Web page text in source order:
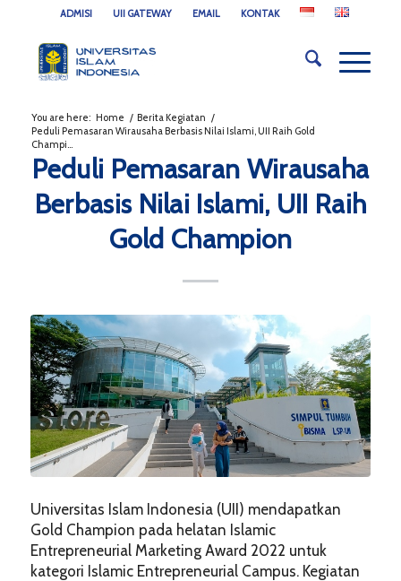
ADMISI UII GATEWAY EMAIL KONTAK
You are here: Home / Berita Kegiatan /
Peduli Pemasaran Wirausaha Berbasis Nilai Islami, UII Raih Gold
Champi...
Peduli Pemasaran Wirausaha
Berbasis Nilai Islami, UII Raih
Gold Champion
Universitas Islam Indonesia (UII) mendapatkan
Gold Champion pada helatan Islamic
Entrepreneurial Marketing Award 2022 untuk
kategori Islamic Entrepreneurial Campus. Kegiatan